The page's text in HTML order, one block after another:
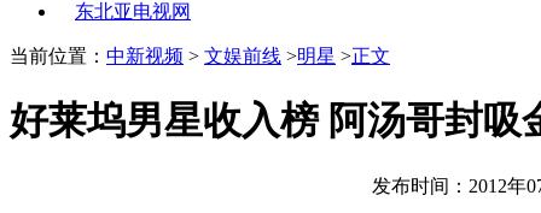
东北亚电视网
当前位置： 中新视频 > 文娱前线 >明星 >正文
好莱坞男星收入榜 阿汤哥封吸
发布时间：2012年